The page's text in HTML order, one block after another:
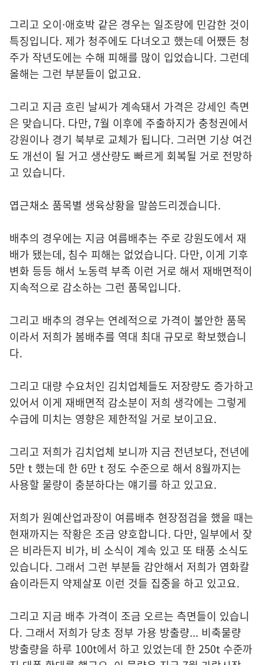
그리고 오이·애호박 같은 경우는 일조량에 민감한 것이
특징입니다. 제가 청주에도 다녀오고 했는데 어쨌든 청
주가 작년도에는 수해 피해를 많이 입었습니다. 그런데
올해는 그런 부분들이 없고요.
그리고 지금 흐린 날씨가 계속돼서 가격은 강세인 측면
은 맞습니다. 다만, 7월 이후에 주출하지가 충청권에서
강원이나 경기 북부로 교체가 됩니다. 그러면 기상 여건
도 개선이 될 거고 생산량도 빠르게 회복될 거로 전망하
고 있습니다.
엽근채소 품목별 생육상황을 말씀드리겠습니다.
배추의 경우에는 지금 여름배추는 주로 강원도에서 재
배가 됐는데, 침수 피해는 없었습니다. 다만, 이게 기후
변화 등등 해서 노동력 부족 이런 거로 해서 재배면적이
지속적으로 감소하는 그런 품목입니다.
그리고 배추의 경우는 연례적으로 가격이 불안한 품목
이라서 저희가 봄배추를 역대 최대 규모로 확보했습니
다.
그리고 대량 수요처인 김치업체들도 저장량도 증가하고
있어서 이게 재배면적 감소분이 저희 생각에는 그렇게
수급에 미치는 영향은 제한적일 거로 보이고요.
그리고 저희가 김치업체 보니까 지금 전년보다, 전년에
5만 t 했는데 한 6만 t 정도 수준으로 해서 8월까지는
사용할 물량이 충분하다는 얘기를 하고 있고요.
저희가 원예산업과장이 여름배추 현장점검을 했을 때는
현재까지는 작황은 조금 양호합니다. 다만, 일부에서 잦
은 비라든지 비가, 비 소식이 계속 있고 또 태풍 소식도
있습니다. 그래서 그런 부분들 감안해서 저희가 염화칼
슘이라든지 약제살포 이런 것들 집중을 하고 있고요.
그리고 지금 배추 가격이 조금 오르는 측면들이 있습니
다. 그래서 저희가 당초 정부 가용 방출량... 비축물량
방출량을 하루 100t에서 하고 있었는데 한 250t 수준까